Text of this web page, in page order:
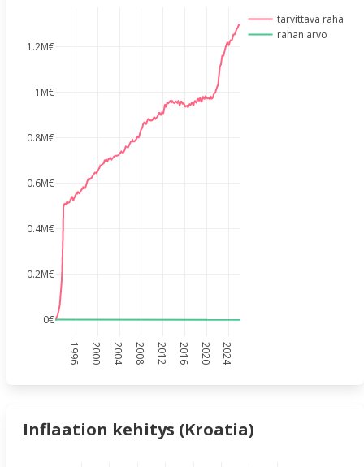
1996 2000 2004 2008 2012 2016 2020 2024
0€
0.2M€
0.4M€
0.6M€
0.8M€
1M€
1.2M€
tarvittava raha
rahan arvo
Inflaation kehitys (Kroatia)